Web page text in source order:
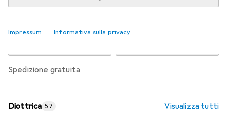
Impressum Informativa sulla privacy
spedizione gratuita
Diottrica 57 Visualizza tutti